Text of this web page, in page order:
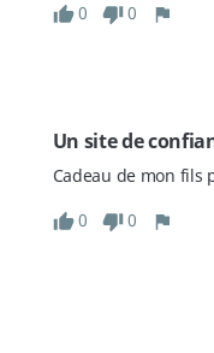
0
0
Un site de
Cadeau de mon fils
0
0